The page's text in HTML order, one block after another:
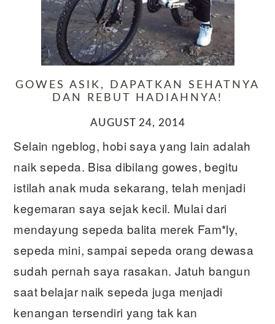
GOWES ASIK, DAPATKAN SEHATNYA
DAN REBUT HADIAHNYA!
AUGUST 24, 2014
Selain ngeblog, hobi saya yang lain adalah
naik sepeda. Bisa dibilang gowes, begitu
istilah anak muda sekarang, telah menjadi
kegemaran saya sejak kecil. Mulai dari
mendayung sepeda balita merek Fam*ly,
sepeda mini, sampai sepeda orang dewasa
sudah pernah saya rasakan. Jatuh bangun
saat belajar naik sepeda juga menjadi
kenangan tersendiri yang tak kan